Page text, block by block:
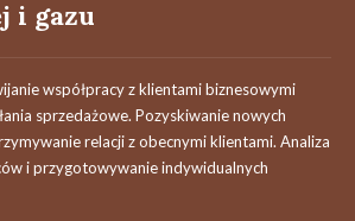
i gazu
współpracy z klientami biznesowymi
sprzedażowe. Pozyskiwanie nowych
relacji z obecnymi klientami. Analiza
i przygotowywanie indywidualnych